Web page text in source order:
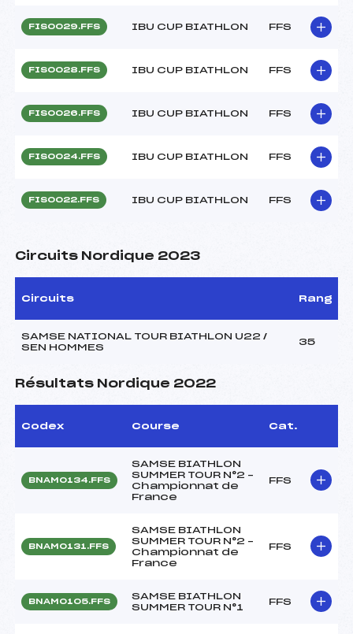
FIS0029.FFS IBU CUP BIATHLON FFS
FIS0028.FFS IBU CUP BIATHLON FFS
FIS0026.FFS IBU CUP BIATHLON FFS
FIS0024.FFS IBU CUP BIATHLON FFS
FIS0022.FFS IBU CUP BIATHLON FFS
Circuits Nordique 2023
Circuits Rang
SAMSE NATIONAL TOUR BIATHLON U22 /
SEN HOMMES
35
Résultats Nordique 2022
Codex Course Cat.
BNAM0134.FFS
SAMSE BIATHLON
SUMMER TOUR N°2 –
Championnat de
France
FFS
BNAM0131.FFS
SAMSE BIATHLON
SUMMER TOUR N°2 –
Championnat de
France
FFS
BNAM0105.FFS
SAMSE BIATHLON
SUMMER TOUR N°1
FFS